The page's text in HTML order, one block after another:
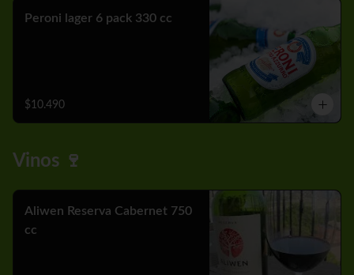
Peroni lager 6 pack 330 cc
$10.490
Vinos 🍷
Aliwen Reserva Cabernet 750
cc